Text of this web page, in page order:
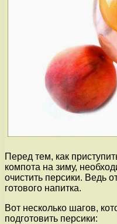
Перед тем, как
компота на зиму,
очистить персики. Ведь
готового напитка.
Вот несколько шагов,
подготовить персики: